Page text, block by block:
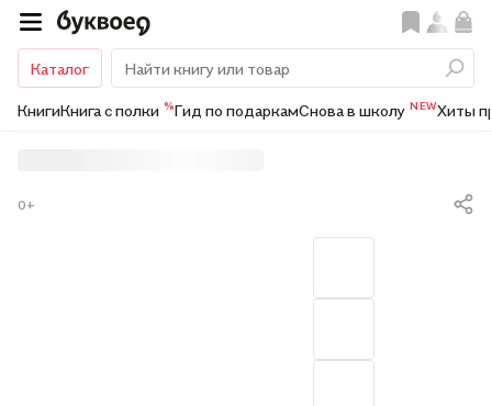
Каталог
КнигиКнига с полки %Гид по подаркамСнова в школу NEWХиты
0+